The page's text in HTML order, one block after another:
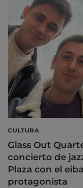
CULTURA
Glass Out
concierto de
Plaza con el
protagonista